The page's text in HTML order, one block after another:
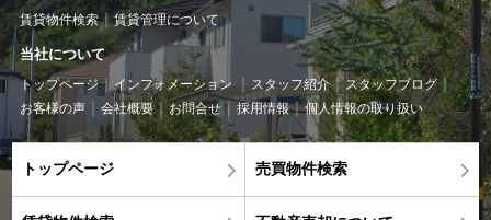
賃貸物件検索 賃貸管理について
当社について
トップページ インフォメーション スタッフ紹介
スタッフブログ
お客様の声
会社概要 お問合せ 採用情報 個人情報の取り扱い
トップページ 売買物件検索